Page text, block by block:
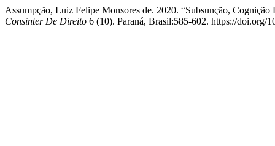
Assumpção, Luiz Felipe Monsores de. 2020. “Subsunção,
Consinter De Direito 6 (10). Paraná, Brasil:585-602. https://doi.org/